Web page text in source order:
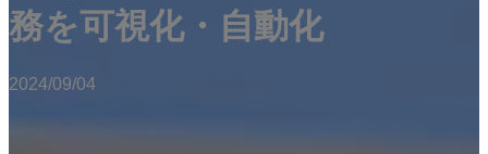
務を可視化・自動化
2024/09/04